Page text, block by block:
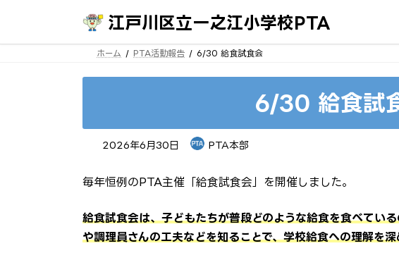
ン
ー
江戸川区立一之江小学校PTA
ホーム PTA活動報告 6/30 給食試食会
6/30 給食試
2026年6月30日 PTA本部
毎年恒例のPTA主催「給食試食会」を開催しました。
給食試食会は、子どもたちが普段どのような給食を食べてい
や調理員さんの工夫などを知ることで、学校給食への理解を深